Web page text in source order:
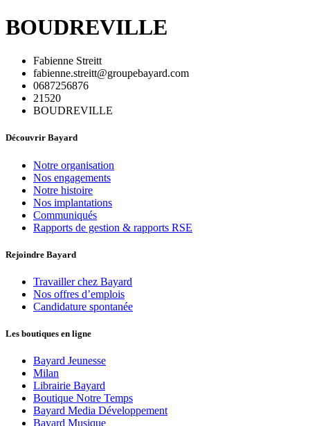
BOUDREVILLE
Fabienne Streitt
fabienne.streitt@groupebayard.com
0687256876
21520
BOUDREVILLE
Découvrir Bayard
Notre organisation
Nos engagements
Notre histoire
Nos implantations
Communiqués
Rapports de gestion & rapports RSE
Rejoindre Bayard
Travailler chez Bayard
Nos offres d’emplois
Candidature spontanée
Les boutiques en ligne
Bayard Jeunesse
Milan
Librairie Bayard
Boutique Notre Temps
Bayard Media Développement
Bayard Musique